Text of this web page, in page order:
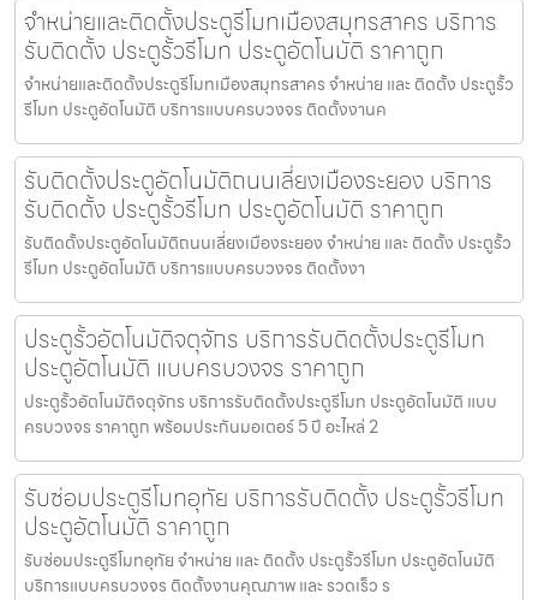
จำหน่ายและติดตั้งประตูรีโมทเมืองสมุทรสาคร บริการ
รับติดตั้ง ประตูรั้วรีโมท ประตูอัตโนมัติ ราคาถูก
จำหน่ายและติดตั้งประตูรีโมทเมืองสมุทรสาคร จำหน่าย และ ติดตั้ง ประตูรั้ว
รีโมท ประตูอัตโนมัติ บริการแบบครบวงจร ติดตั้งงานค
รับติดตั้งประตูอัตโนมัติถนนเลี่ยงเมืองระยอง บริการ
รับติดตั้ง ประตูรั้วรีโมท ประตูอัตโนมัติ ราคาถูก
รับติดตั้งประตูอัตโนมัติถนนเลี่ยงเมืองระยอง จำหน่าย และ ติดตั้ง ประตูรั้ว
รีโมท ประตูอัตโนมัติ บริการแบบครบวงจร ติดตั้งงา
ประตูรั้วอัตโนมัติจตุจักร บริการรับติดตั้งประตูรีโมท
ประตูอัตโนมัติ แบบครบวงจร ราคาถูก
ประตูรั้วอัตโนมัติจตุจักร บริการรับติดตั้งประตูรีโมท ประตูอัตโนมัติ แบบ
ครบวงจร ราคาถูก พร้อมประกันมอเตอร์ 5 ปี อะไหล่ 2
รับซ่อมประตูรีโมทอุทัย บริการรับติดตั้ง ประตูรั้วรีโมท
ประตูอัตโนมัติ ราคาถูก
รับซ่อมประตูรีโมทอุทัย จำหน่าย และ ติดตั้ง ประตูรั้วรีโมท ประตูอัตโนมัติ
บริการแบบครบวงจร ติดตั้งงานคุณภาพ และ รวดเร็ว ร